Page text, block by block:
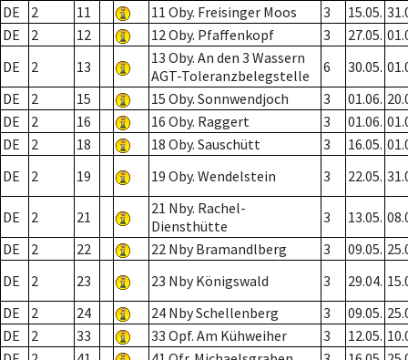
DE
2 11 11 Oby. Freisinger Moos 3 15.05.
DE
2 12 12 Oby. Pfaffenkopf 3 27.05.
DE
2 13
13 Oby. An den 3 Wassern
AGT-Toleranzbelegstelle
6 30.05.
DE
2 15 15 Oby. Sonnwendjoch 3 01.06.
DE
2 16 16 Oby. Raggert 3 01.06.
DE
2 18 18 Oby. Sauschütt 3 16.05.
DE
2 19 19 Oby. Wendelstein 3 22.05.
DE 2 21
21 Nby. Rachel-
Diensthütte
3 13.05.
DE
2 22 22 Nby Bramandlberg 3 09.05.
DE
2 23 23 Nby Königswald 3 29.04.
DE
2 24 24 Nby Schellenberg 3 09.05.
DE
2 33 33 Opf. Am Kühweiher 3 12.05.